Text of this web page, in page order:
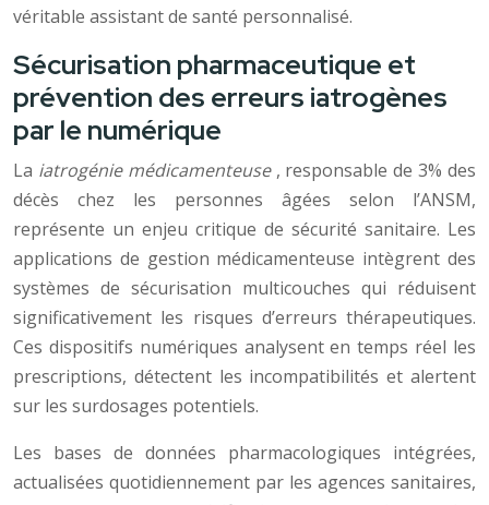
véritable assistant de santé personnalisé.
Sécurisation pharmaceutique et
prévention des erreurs iatrogènes
par le numérique
La iatrogénie médicamenteuse , responsable de 3% des
décès chez les personnes âgées selon l’ANSM,
représente un enjeu critique de sécurité sanitaire. Les
applications de gestion médicamenteuse intègrent des
systèmes de sécurisation multicouches qui réduisent
significativement les risques d’erreurs thérapeutiques.
Ces dispositifs numériques analysent en temps réel les
prescriptions, détectent les incompatibilités et alertent
sur les surdosages potentiels.
Les bases de données pharmacologiques intégrées,
actualisées quotidiennement par les agences sanitaires,